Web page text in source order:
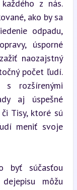
z nás.
ako by sa
odpadu,
úsporné
naozajstný
počet ľudí.
s rozšírenými
aj úspešné
Tisy, ktoré sú
meniť svoje
byť súčasťou
môžu